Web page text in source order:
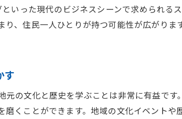
生活環境に応じたスキル開発のステッ
地域密着型のスキルアッププラン
目標設定とその達成に向けた具体的ア
モチベーションを維持するためのコツ
いった現代のビジネスシーンで求められ
、住民一人ひとりが持つ可能性が広がり
す
の文化と歴史を学ぶことは非常に有益で
磨くことができます。地域の文化イベント